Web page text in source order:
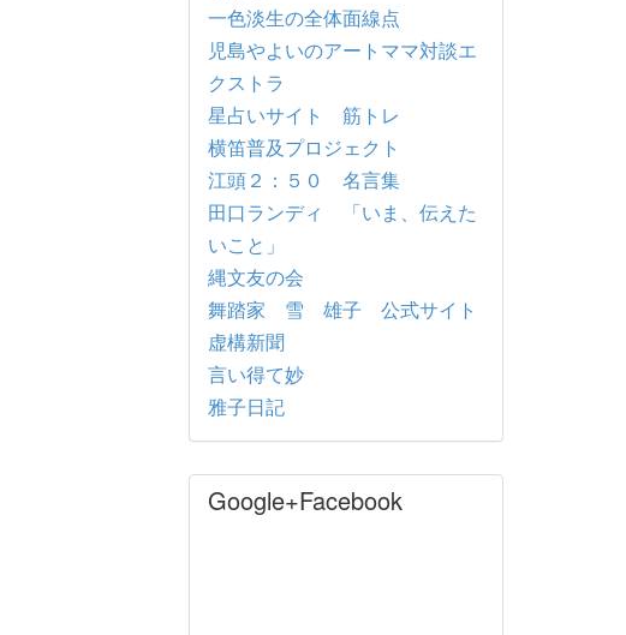
一色淡生の全体面線点
児島やよいのアートママ対談エ
クストラ
星占いサイト 筋トレ
横笛普及プロジェクト
江頭２：５０ 名言集
田口ランディ 「いま、伝えた
いこと」
縄文友の会
舞踏家 雪 雄子 公式サイト
虚構新聞
言い得て妙
雅子日記
Google+Facebook